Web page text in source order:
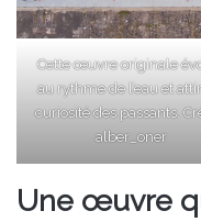
Cette œuvre originale
au rythme de l’eau et
curiosité des passants.
alber_oner
Une œuvre